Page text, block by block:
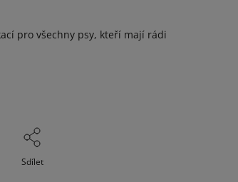
pro všechny psy, kteří mají rádi
Sdílet